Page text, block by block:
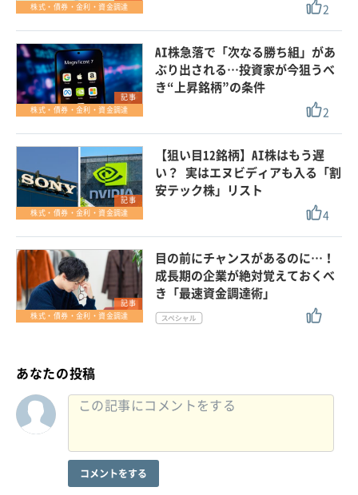
株式・債券・金利・資金調達
2
記事
株式・債券・金利・資金調達
AI株急落で「次なる勝ち組」があ
ぶり出される…投資家が今狙うべ
き“上昇銘柄”の条件
2
記事
株式・債券・金利・資金調達
【狙い目12銘柄】AI株はもう遅
い？ 実はエヌビディアも入る「割
安テック株」リスト
4
記事
株式・債券・金利・資金調達
目の前にチャンスがあるのに…！
成長期の企業が絶対覚えておくべ
き「最速資金調達術」
あなたの投稿
コメントをする